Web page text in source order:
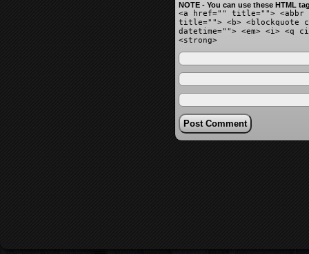
NOTE - You can use these HTML
<a href="" title=""> <abbr
title=""> <b> <blockquote
datetime=""> <em> <i> <q
<strong>